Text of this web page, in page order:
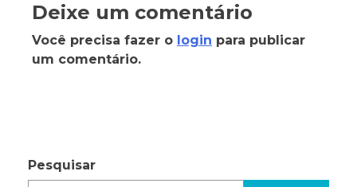
Deixe um comentário
Você precisa fazer o login para publicar
um comentário.
Pesquisar